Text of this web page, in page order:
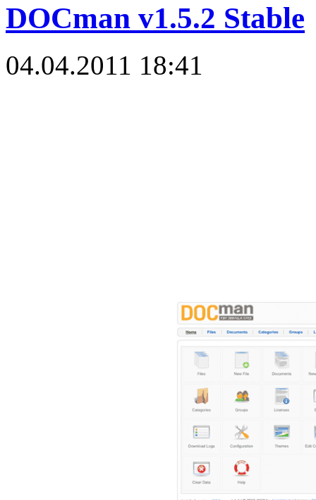
DOCman v1.5.2 Stable
04.04.2011 18:41